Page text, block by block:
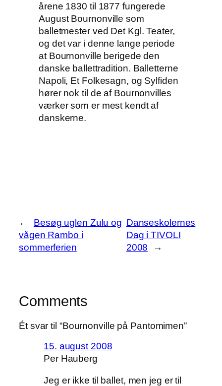
årene 1830 til 1877 fungerede
August Bournonville som
balletmester ved Det Kgl. Teater,
og det var i denne lange periode
at Bournonville berigede den
danske ballettradition. Balletterne
Napoli, Et Folkesagn, og Sylfiden
hører nok til de af Bournonvilles
værker som er mest kendt af
danskerne.
←
Besøg uglen Zulu og
vågen Rambo i
sommerferien
Danseskolernes
Dag i TIVOLI
2008
→
Comments
Ét svar til “Bournonville på Pantomimen”
15. august 2008
Per Hauberg
Jeg er ikke til ballet, men jeg er til